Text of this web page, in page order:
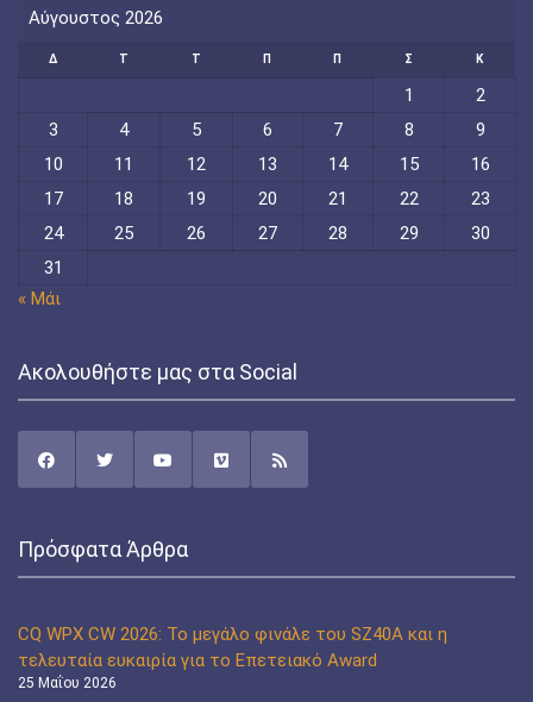
Αύγουστος 2026
Δ Τ Τ Π Π Σ Κ
1
2
3
4 5 6 7 8
9
10
11 12 13 14 15
16
17
18 19 20 21 22
23
24
25 26 27 28 29
30
31
« Μάι
Ακολουθήστε μας στα Social
Πρόσφατα Άρθρα
CQ WPX CW 2026: Το μεγάλο φινάλε του SZ40A και η
τελευταία ευκαιρία για το Επετειακό Award
25 Μαΐου 2026